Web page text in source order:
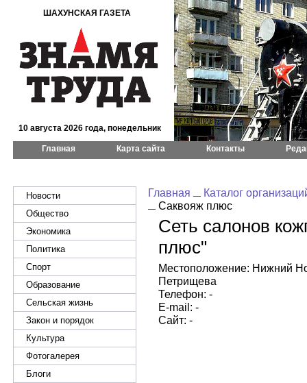
ШАХУНСКАЯ ГАЗЕТА
10 августа 2026 года, понедельник
Главная Карта сайта Контакты
Новости
Общество
Экономика
Политика
Спорт
Образование
Сельская жизнь
Закон и порядок
Культура
Фотогалерея
Блоги
Главная
Каталог
Саквояж плюс
Сеть салонов
плюс"
Местоположение: Нижний
Петрищева
Телефон: -
E-mail: -
Сайт: -